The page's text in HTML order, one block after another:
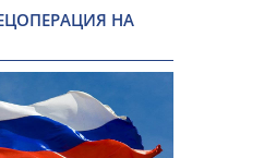
НА